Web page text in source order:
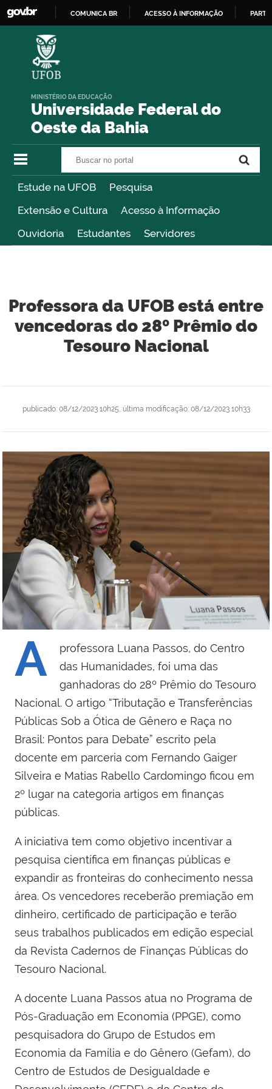
COMUNICA BR ACESSO À INFORMAÇÃO
Universidade Federal do
Oeste da Bahia
MINISTÉRIO DA EDUCAÇÃO
Estude na UFOB
Pesquisa
Extensão e Cultura
Acesso à Informação
Ouvidoria
Estudantes Servidores
Professora da UFOB está entre
vencedoras do 28º Prêmio do
Tesouro Nacional
publicado: 08/12/2023 10h25 última modificação: 08/12/2023 10h33
A
professora Luana Passos, do Centro
das Humanidades, foi uma das
ganhadoras do 28º Prêmio do Tesouro
Nacional. O artigo “Tributação e Transferências
Públicas Sob a Ótica de Gênero e Raça no
Brasil: Pontos para Debate” escrito pela
docente em parceria com Fernando Gaiger
Silveira e Matias Rabello Cardomingo ficou em
2º lugar na categoria artigos em finanças
públicas.
A iniciativa tem como objetivo incentivar a
pesquisa científica em finanças públicas e
expandir as fronteiras do conhecimento nessa
área. Os vencedores receberão premiação em
dinheiro, certificado de participação e terão
seus trabalhos publicados em edição especial
da Revista Cadernos de Finanças Públicas do
Tesouro Nacional.
A docente Luana Passos atua no Programa de
Pós-Graduação em Economia (PPGE), como
pesquisadora do Grupo de Estudos em
Economia da Família e do Gênero (Gefam), do
Centro de Estudos de Desigualdade e